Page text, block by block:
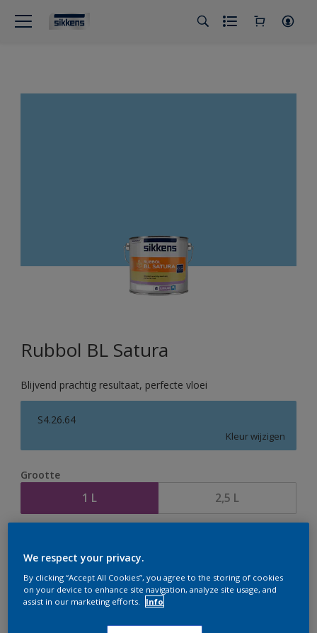
Rubbol BL Satura
Blijvend prachtig resultaat, perfecte vloei
S4.26.64
Kleur wijzigen
Grootte
1 L 2,5 L
We respect your privacy.
By clicking “Accept All Cookies”, you agree to the storing of cookies
on your device to enhance site navigation, analyze site usage, and
assist in our marketing efforts.
Info